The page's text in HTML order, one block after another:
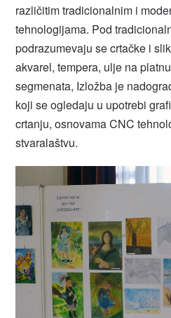
različitim tradicionalnim i
tehnologijama. Pod
podrazumevaju se crtačke i
akvarel, tempera, ulje na
segmenata, Izložba je
koji se ogledaju u upotrebi
crtanju, osnovama CNC
stvaralaštvu.